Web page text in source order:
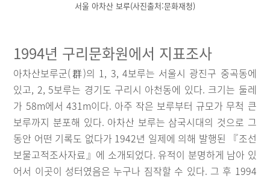
서울 아차산 보루(사진출처:문화재청)
1994년 구리문화원에서 지표조사
아차산보루군(群)의 1, 3, 4보루는 서울시 광진구 중곡동에
있고, 2, 5보루는 경기도 구리시 아천동에 있다. 크기는 둘레
가 58m에서 431m이다. 아주 작은 보루부터 규모가 무척 큰
보루까지 분포해 있다. 아차산 보루는 삼국시대의 것으로 그
동안 어떤 기록도 없다가 1942년 일제에 의해 발행된 『조선
보물고적조사자료』에 소개되었다. 유적이 분명하게 남아 있
어서 이곳이 성터였음은 누구나 짐작할 수 있다. 그 후 1994